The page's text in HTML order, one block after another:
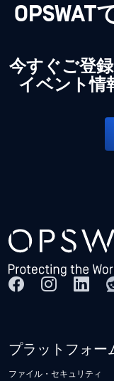
今すぐご登
イベント情
プラットフォー
ファイル・セキュリティ